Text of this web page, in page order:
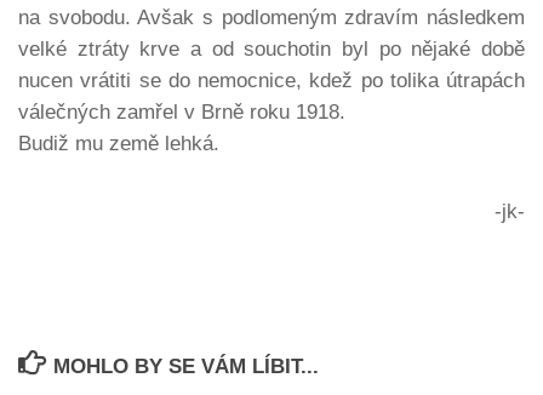
na svobodu. Avšak s podlomeným zdravím následkem
velké ztráty krve a od souchotin byl po nějaké době
nucen vrátiti se do nemocnice, kdež po tolika útrapách
válečných zamřel v Brně roku 1918.
Budiž mu země lehká.
-jk-
MOHLO BY SE VÁM LÍBIT...